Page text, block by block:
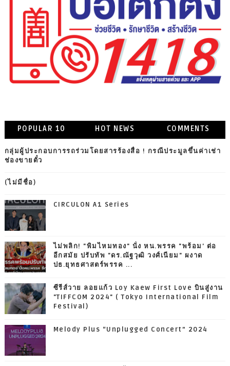
POPULAR 10 HOT NEWS COMMENTS
กลุ่มผู้ประกอบการรถร่วมโดยสารร้องสื่อ ! กรณีประมูลขึ้นค่าเช่า
ช่องขายตั๋ว
(ไม่มีชื่อ)
CIRCULON A1 Series
ไม่พลิก! "พิมไหมทอง" นั่ง หน.พรรค "พร้อม' ต่อ
อีกสมัย ปรับทัพ "ดร.ณัฐวุฒิ วงศ์เนียม" ผงาด
ปธ.ยุทธศาสตร์พรรค ...
ซีรีส์วาย ลอยแก้ว Loy Kaew First Love บินสู่งาน
"TIFFCOM 2024" ( Tokyo International Film
Festival)
Melody Plus “Unplugged Concert” 2024